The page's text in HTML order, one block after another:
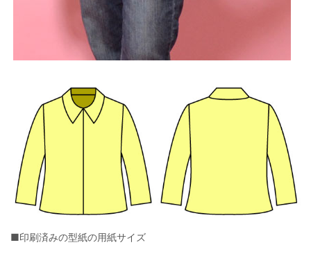
■印刷済みの型紙の用紙サイズ